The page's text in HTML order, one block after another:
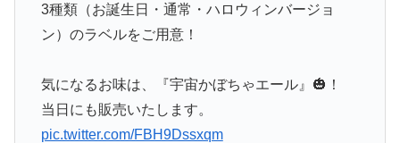
3種類（お誕生日・通常・ハロウィンバージョ
ン）のラベルをご用意！
気になるお味は、『宇宙かぼちゃエール』🎃！
当日にも販売いたします。
pic.twitter.com/FBH9Dssxqm